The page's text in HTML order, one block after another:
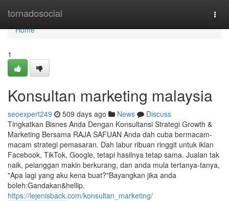
tornadosocial
Home
Home
1
Konsultan marketing malaysia
seoexpert249 509 days ago News
Discuss
Tingkatkan Bisnes Anda Dengan Konsultansi Strategi Growth &
Marketing Bersama RAJA SAFUAN Anda dah cuba bermacam-
macam strategi pemasaran. Dah labur ribuan ringgit untuk iklan
Facebook, TikTok, Google, tetapi hasilnya tetap sama. Jualan tak
naik, pelanggan makin berkurang, dan anda mula tertanya-tanya,
"Apa lagi yang aku kena buat?"Bayangkan jika anda
boleh:Gandakan&hellip.
https://lejenisback.com/konsultan_marketing/